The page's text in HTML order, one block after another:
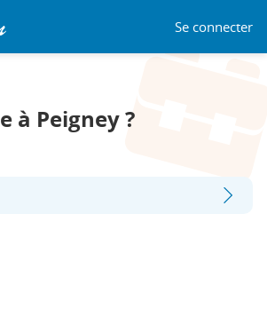
Se connecter
à Peigney ?